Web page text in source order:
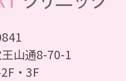
山通8-70-1
・3F